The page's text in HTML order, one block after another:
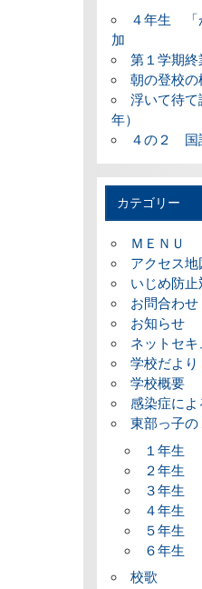
４年生 「
加
第１学期終
朝の登校の
浮いて待
年）
４の２ 国
カテゴリー
ＭＥＮＵ
アクセス地
いじめ防
お問合わせ
お知らせ
ネットセキ
学校だより
学校概要
感染症によ
東部っ子の
１年生
２年生
３年生
４年生
５年生
６年生
校歌